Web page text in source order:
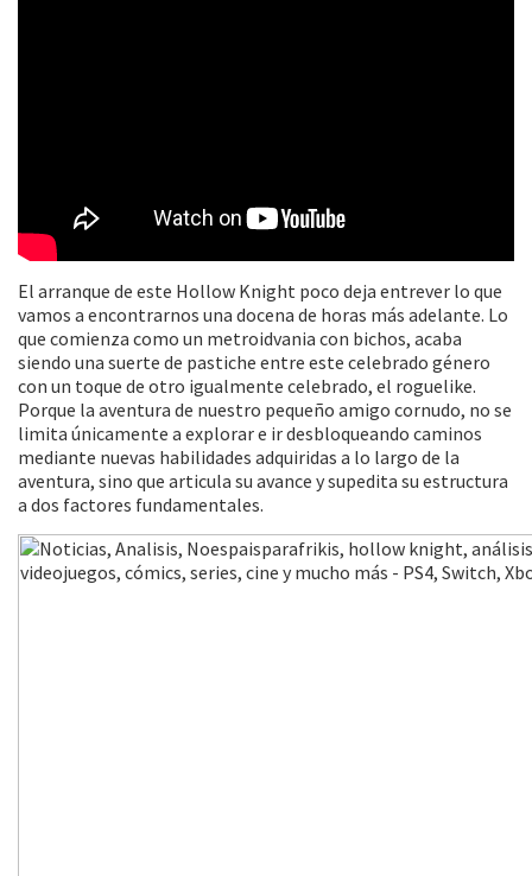
El arranque de este Hollow Knight poco deja entrever lo que
vamos a encontrarnos una docena de horas más adelante. Lo
que comienza como un metroidvania con bichos, acaba
siendo una suerte de pastiche entre este celebrado género
con un toque de otro igualmente celebrado, el roguelike.
Porque la aventura de nuestro pequeño amigo cornudo, no se
limita únicamente a explorar e ir desbloqueando caminos
mediante nuevas habilidades adquiridas a lo largo de la
aventura, sino que articula su avance y supedita su estructura
a dos factores fundamentales.